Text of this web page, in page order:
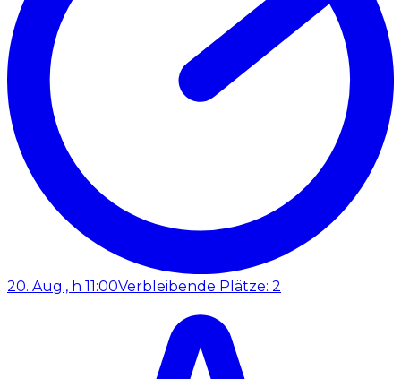
20. Aug., h 11:00Verbleibende Plätze: 2